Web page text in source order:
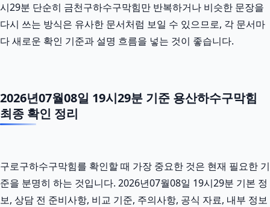
시29분 단순히 금천구하수구막힘만 반복하거나 비슷한 문장을
다시 쓰는 방식은 유사한 문서처럼 보일 수 있으므로, 각 문서마
다 새로운 확인 기준과 설명 흐름을 넣는 것이 좋습니다.
2026년07월08일 19시29분 기준 용산하수구막힘
최종 확인 정리
구로구하수구막힘를 확인할 때 가장 중요한 것은 현재 필요한 기
준을 분명히 하는 것입니다. 2026년07월08일 19시29분 기본 정
보, 상담 전 준비사항, 비교 기준, 주의사항, 공식 자료, 내부 정보